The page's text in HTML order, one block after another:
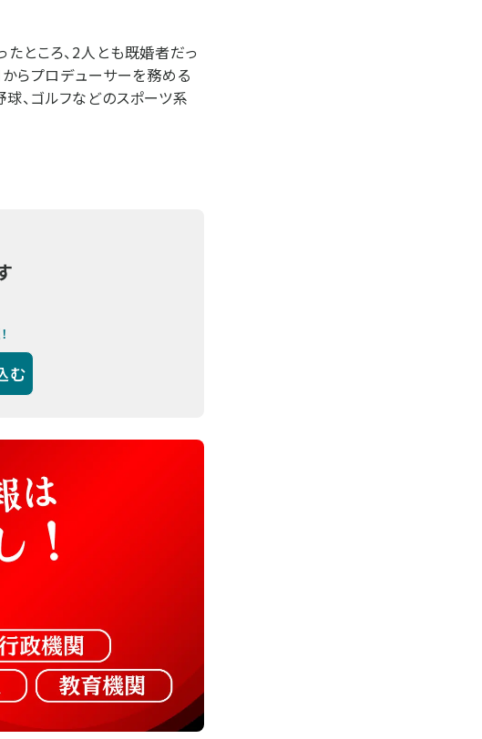
たところ、2人とも既婚者だっ
らプロデューサーを務める
、ゴルフなどのスポーツ系
む